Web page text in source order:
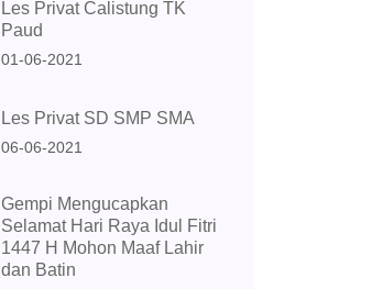
Les Privat Calistung TK
Paud
01-06-2021
Les Privat SD SMP SMA
06-06-2021
Gempi Mengucapkan
Selamat Hari Raya Idul Fitri
1447 H Mohon Maaf Lahir
dan Batin